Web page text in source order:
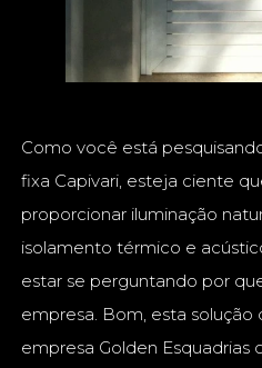
Como você está
fixa Capivari, esteja ciente
proporcionar iluminação
isolamento térmico e
estar se perguntando por
empresa. Bom, esta solução
empresa Golden